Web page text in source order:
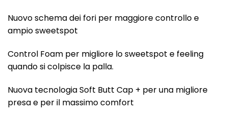
Nuovo schema dei fori per maggiore controllo e
ampio sweetspot
Control Foam per migliore lo sweetspot e feeling
quando si colpisce la palla.
Nuova tecnologia Soft Butt Cap + per una migliore
presa e per il massimo comfort